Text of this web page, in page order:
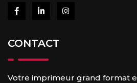
CONTACT
Votre imprimeur grand format